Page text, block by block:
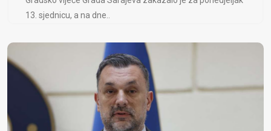
13. sjednicu, a na dne..